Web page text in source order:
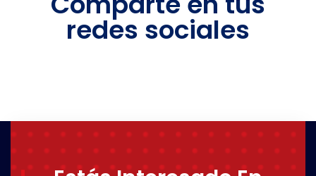
redes sociales